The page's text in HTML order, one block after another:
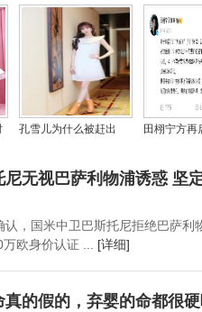
《正义女神》首播热度
玉》频现“
爆咖”之后
意？
孔雪儿为什么被赶出
来了
田栩宁方再
致歉
无视巴萨利物浦诱惑 坚
认，国米中卫巴斯托尼拒绝巴萨利
欧身价认证 ... [详细]
的假的，弃婴的命都很硬